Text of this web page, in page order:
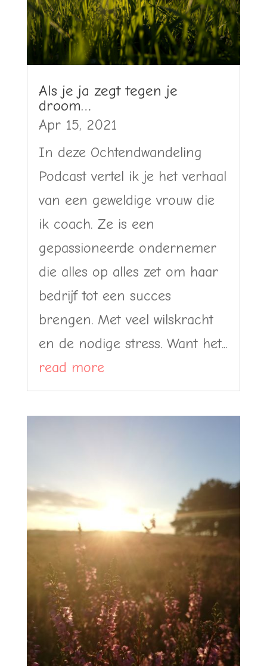
Als je ja zegt tegen je
droom…
Apr 15, 2021
In deze Ochtendwandeling
Podcast vertel ik je het verhaal
van een geweldige vrouw die
ik coach. Ze is een
gepassioneerde ondernemer
die alles op alles zet om haar
bedrijf tot een succes
brengen. Met veel wilskracht
en de nodige stress. Want het...
read more